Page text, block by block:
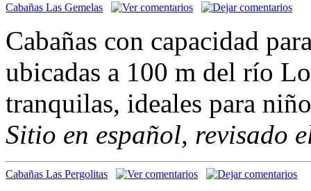
Cabañas Las Gemelas
Cabañas con capacidad
ubicadas a 100 m del río
tranquilas, ideales para
Sitio en español, revisado
Cabañas Las Pergolitas